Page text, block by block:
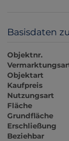
Basisdaten
Objektnr.
Objektart
Kaufpreis
Nutzungsart
Fläche
Grundfläche
Erschließung
Beziehbar